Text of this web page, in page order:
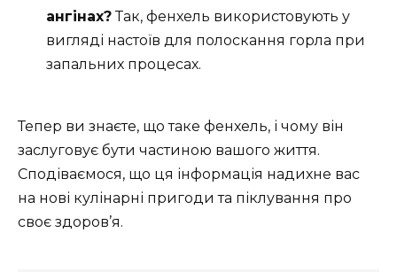
ангінах?Так, фенхель використовують у
вигляді настоїв для полоскання горла при
запальних процесах.
Тепер ви знаєте, що таке фенхель, і чому він
заслуговує бути частиною вашого життя.
Сподіваємося, що ця інформація надихне вас
на нові кулінарні пригоди та піклування про
своє здоров’я.